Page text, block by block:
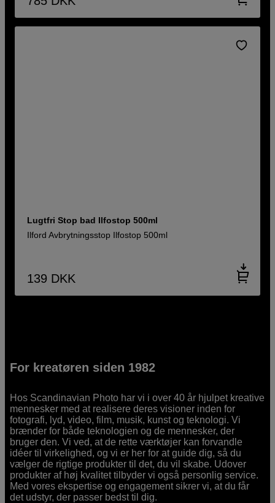
Lugtfri Stop bad Ilfostop 500ml
Ilford Avbrytningsstop Ilfostop 500ml
139 DKK
For kreatøren siden 1982
Hos Scandinavian Photo har vi i over 40 år hjulpet kreative
mennesker med at realisere deres visioner inden for
fotografi, lyd, video, film, musik, kunst og teknologi. Vi
brænder for både teknologien og de mennesker, der
bruger den. Vi ved, at de rette værktøjer kan forvandle
idéer til virkelighed, og vi er her for at guide dig, så du
vælger de rigtige produkter til det, du vil skabe. Udover
produkter af høj kvalitet tilbyder vi også personlig service.
Med vores ekspertise og engagement sikrer vi, at du får
det udstyr, der passer bedst til dig.